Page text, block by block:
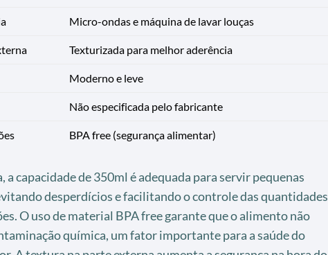
Micro-ondas e máquina de lavar louças
Texturizada para melhor aderência
Moderno e leve
Não especificada pelo fabricante
BPA free (segurança alimentar)
a capacidade de 350ml é adequada para servir pequenas
desperdícios e facilitando o controle das quantidades
O uso de material BPA free garante que o alimento não
química, um fator importante para a saúde do